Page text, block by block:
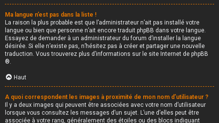
Ma langue n’est pas dans la liste !
La raison la plus probable est que l’administrateur n’ait pas installé votre
langue ou bien que personne n’ait encore traduit phpBB dans votre langue.
Essayez de demander à un administrateur du forum d’installer la langue
désirée. Si elle n’existe pas, n’hésitez pas à créer et partager une nouvelle
traduction. Vous trouverez plus d’informations sur le site Internet de phpBB
®.
Haut
A quoi correspondent les images à proximité de mon nom d’utilisateur ?
Il y a deux images qui peuvent être associées avec votre nom d’utilisateur
lorsque vous consultez les messages d’un sujet. L’une d’elles peut être
associée à votre rang, généralement des étoiles ou des blocs indiquant